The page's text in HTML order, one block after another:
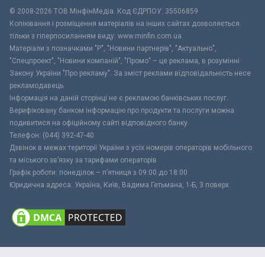
© 2008-2026 ТОВ МiнфiнМедiа. Код ЄДРПОУ: 35506859
Копіювання і розміщення матеріалів на інших сайтах дозволяється
тільки з гіперпосиланням виду: www.minfin.com.ua
Матеріали з позначками "Р", "Новини партнерів", "Актуально",
"Спецпроект", "Новини компаній", "Промо" – це реклама, в розумінні
Закону України "Про рекламу". За зміст реклами відповідальність несе
рекламодавець.
Інформація на даній сторінці не є рекламою банківських послуг.
Верифіковану банком інформацію про продукти та послуги можна
подивитися на офіційному сайті відповідного банку.
Телефон: (044) 392-47-40
Дзвінок в межах території України з усіх номерів операторів мобільного
та міського зв’язку за тарифами операторів
Графік роботи: понеділок – п’ятниця з 09:00 до 18:00
Юридична адреса: Україна, Київ, Вадима Гетьмана, 1-Б, 3 поверх